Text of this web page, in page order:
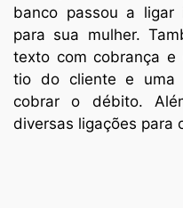
banco passou a ligar
para sua mulher.
texto com cobrança
tio do cliente e uma
cobrar o débito.
diversas ligações para